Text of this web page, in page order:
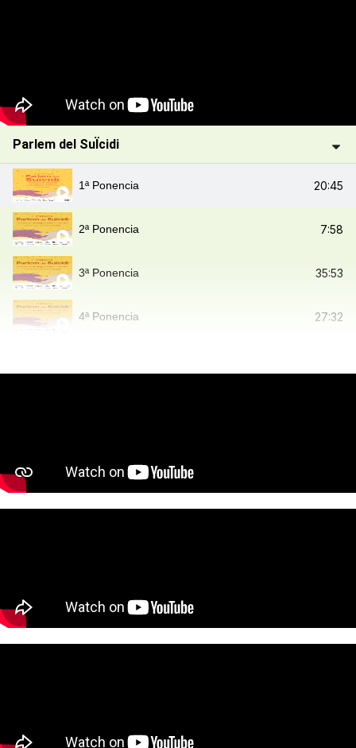
Parlem del SuÏcidi
1ª Ponencia 20:45
2ª Ponencia 7:58
3ª Ponencia 35:53
4ª Ponencia 27:32